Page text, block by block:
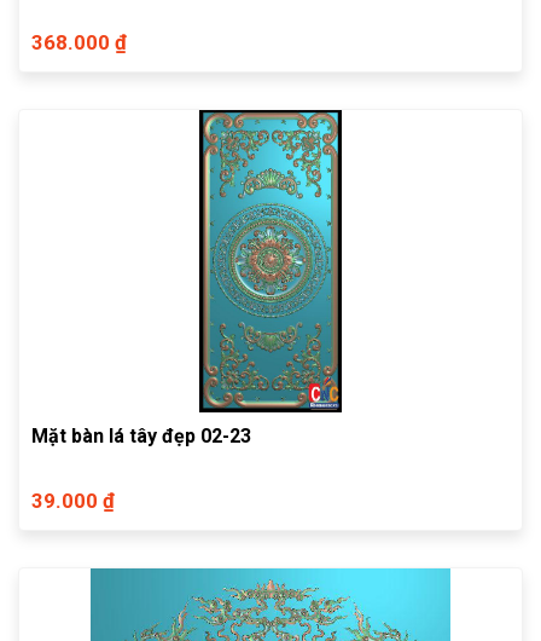
368.000 ₫
Mặt bàn lá tây đẹp 02-23
39.000 ₫